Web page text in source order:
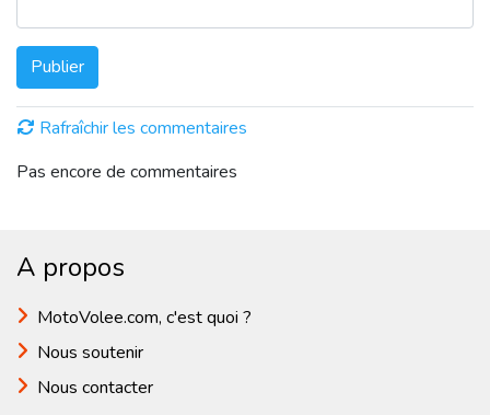
Publier
Rafraîchir les commentaires
Pas encore de commentaires
A propos
MotoVolee.com, c'est quoi ?
Nous soutenir
Nous contacter